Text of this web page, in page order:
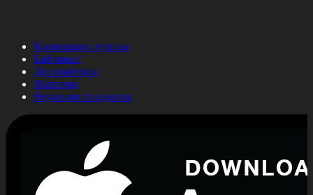
Корпорация туралы
Байланыс
Дистрибуция
Жарнама
Редакция стандарты